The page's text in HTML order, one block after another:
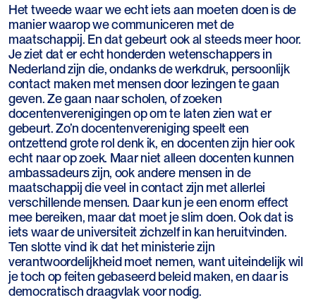
Het tweede waar we echt iets aan moeten doen is de
manier waarop we communiceren met de
maatschappij. En dat gebeurt ook al steeds meer hoor.
Je ziet dat er echt honderden wetenschappers in
Nederland zijn die, ondanks de werkdruk, persoonlijk
contact maken met mensen door lezingen te gaan
geven. Ze gaan naar scholen, of zoeken
docentenverenigingen op om te laten zien wat er
gebeurt. Zo’n docentenvereniging speelt een
ontzettend grote rol denk ik, en docenten zijn hier ook
echt naar op zoek. Maar niet alleen docenten kunnen
ambassadeurs zijn, ook andere mensen in de
maatschappij die veel in contact zijn met allerlei
verschillende mensen. Daar kun je een enorm effect
mee bereiken, maar dat moet je slim doen. Ook dat is
iets waar de universiteit zichzelf in kan heruitvinden.
Ten slotte vind ik dat het ministerie zijn
verantwoordelijkheid moet nemen, want uiteindelijk wil
je toch op feiten gebaseerd beleid maken, en daar is
democratisch draagvlak voor nodig.